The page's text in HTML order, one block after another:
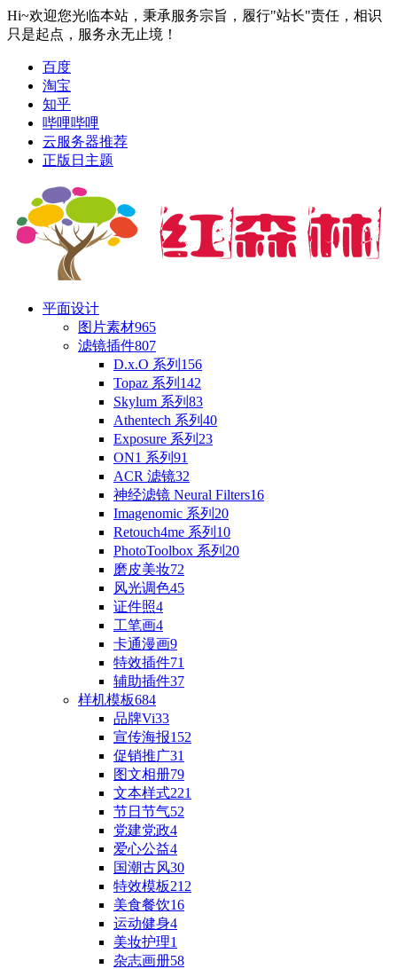
Hi~欢迎您光临本站，秉承服务宗旨，履行"站长"责任，相识
只是起点，服务永无止境！
百度
淘宝
知乎
哔哩哔哩
云服务器推荐
正版日主题
平面设计
图片素材965
滤镜插件807
D.x.O 系列 156
Topaz 系列 142
Skylum 系列 83
Athentech 系列 40
Exposure 系列 23
ON1 系列 91
ACR 滤镜32
神经滤镜 Neural Filters16
Imagenomic 系列 20
Retouch4me 系列 10
PhotoToolbox 系列 20
磨皮美妆72
风光调色45
证件照4
工笔画4
卡通漫画9
特效插件71
辅助插件37
样机模板684
品牌Vi33
宣传海报152
促销推广31
图文相册79
文本样式221
节日节气52
党建党政4
爱心公益4
国潮古风30
特效模板212
美食餐饮16
运动健身4
美妆护理1
杂志画册58